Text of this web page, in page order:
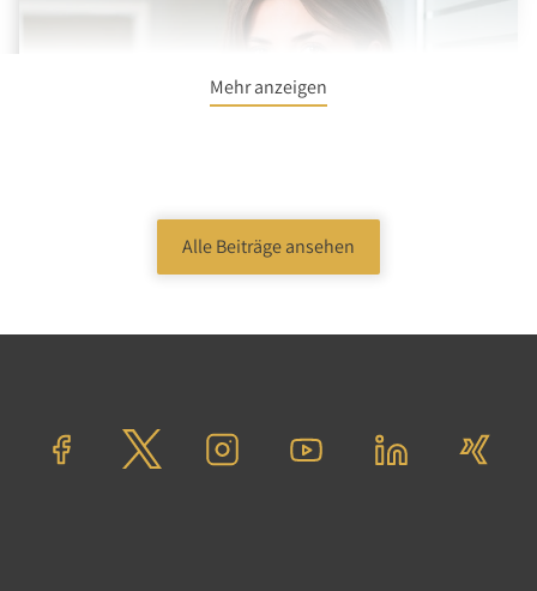
Mehr anzeigen
Alle Beiträge ansehen